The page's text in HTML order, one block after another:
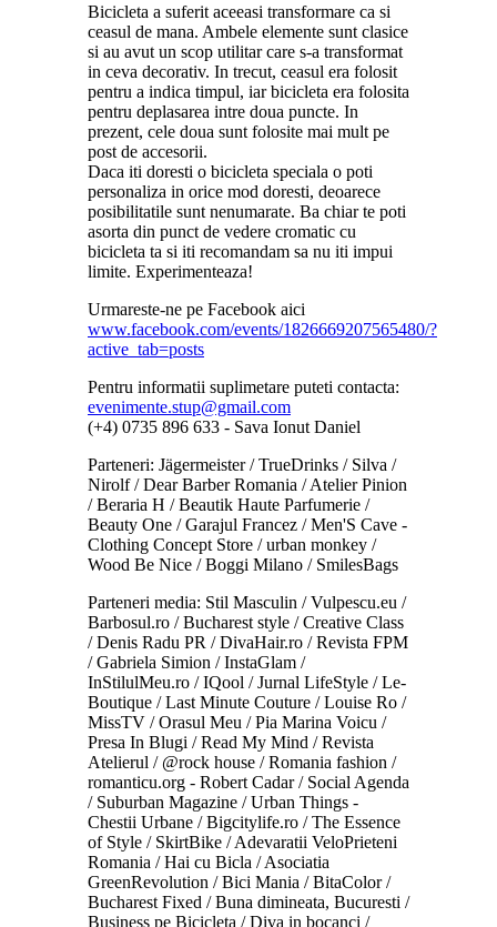
Bicicleta a suferit aceeasi transformare ca si
ceasul de mana. Ambele elemente sunt clasice
si au avut un scop utilitar care s-a transformat
in ceva decorativ. In trecut, ceasul era folosit
pentru a indica timpul, iar bicicleta era folosita
pentru deplasarea intre doua puncte. In
prezent, cele doua sunt folosite mai mult pe
post de accesorii.
Daca iti doresti o bicicleta speciala o poti
personaliza in orice mod doresti, deoarece
posibilitatile sunt nenumarate. Ba chiar te poti
asorta din punct de vedere cromatic cu
bicicleta ta si iti recomandam sa nu iti impui
limite. Experimenteaza!
Urmareste-ne pe Facebook aici
www.facebook.com/events/1826669207565480/?
active_tab=posts
Pentru informatii suplimetare puteti contacta:
evenimente.stup@gmail.com
(+4) 0735 896 633 - Sava Ionut Daniel
Parteneri: Jägermeister / TrueDrinks / Silva /
Nirolf / Dear Barber Romania / Atelier Pinion
/ Beraria H / Beautik Haute Parfumerie /
Beauty One / Garajul Francez / Men'S Cave -
Clothing Concept Store / urban monkey /
Wood Be Nice / Boggi Milano / SmilesBags
Parteneri media: Stil Masculin / Vulpescu.eu /
Barbosul.ro / Bucharest style / Creative Class
/ Denis Radu PR / DivaHair.ro / Revista FPM
/ Gabriela Simion / InstaGlam /
InStilulMeu.ro / IQool / Jurnal LifeStyle / Le-
Boutique / Last Minute Couture / Louise Ro /
MissTV / Orasul Meu / Pia Marina Voicu /
Presa In Blugi / Read My Mind / Revista
Atelierul / @rock house / Romania fashion /
romanticu.org - Robert Cadar / Social Agenda
/ Suburban Magazine / Urban Things -
Chestii Urbane / Bigcitylife.ro / The Essence
of Style / SkirtBike / Adevaratii VeloPrieteni
Romania / Hai cu Bicla / Asociatia
GreenRevolution / Bici Mania / BitaColor /
Bucharest Fixed / Buna dimineata, Bucuresti /
Business pe Bicicleta / Diva in bocanci /